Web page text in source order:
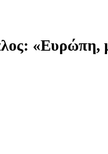
«Ευρώπη,